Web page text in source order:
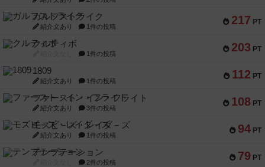
217 PT
ガルフストライク
紹介文あり 1件の投稿
203 PT
クルティボ
1件の投稿
112 PT
1809
紹介文あり 1件の投稿
108 PT
ファースト・イン・フライト
紹介文あり 3件の投稿
94 PT
モズビ－ズ・レイダ－ズ
紹介文あり 1件の投稿
79 PT
テンプテーション
2件の投稿